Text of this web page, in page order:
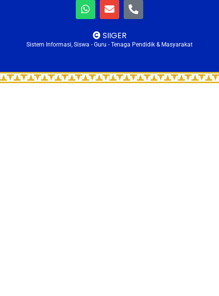
SIIGER
Sistem Informasi, Siswa - Guru - Tenaga Pendidik & Masyarakat